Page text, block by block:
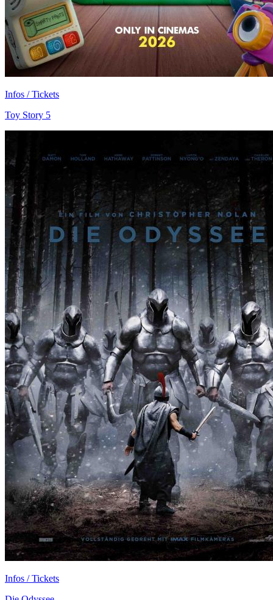
Infos / Tickets
Toy Story 5
Infos / Tickets